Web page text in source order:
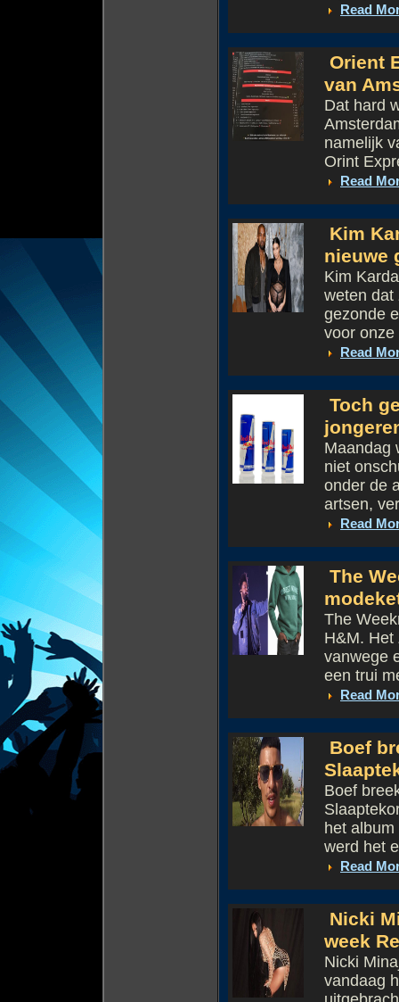
Read
Orient
van
Dat hard
namelijk
Orint
Read
Kim
nieuwe
Kim
weten dat
gezonde
voor onze
Read
Toch
Maandag
niet
onder de
artsen,
Read
The
The
H&M. Het
vanwege
een trui
Read
Boef
Boef
het
werd het
Read
Nicki
week
Nicki
vandaag